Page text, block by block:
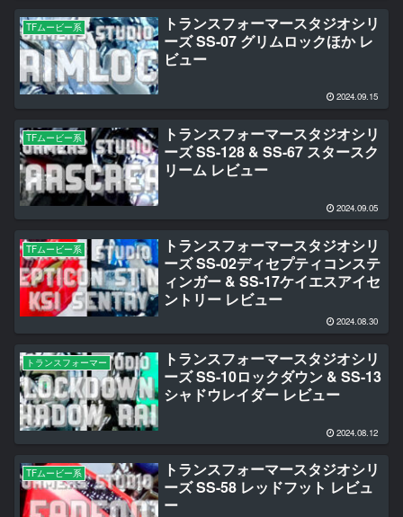
TFムービー系
トランスフォーマースタジオシリ
ーズ SS-07 グリムロックほか レ
ビュー
2024.09.15
TFムービー系
トランスフォーマースタジオシリ
ーズ SS-128 & SS-67 スタースク
リーム レビュー
2024.09.05
TFムービー系
トランスフォーマースタジオシリ
ーズ SS-02ディセプティコンステ
ィンガー & SS-17ケイエスアイセ
ントリー レビュー
2024.08.30
トランスフォーマー
トランスフォーマースタジオシリ
ーズ SS-10ロックダウン & SS-13
シャドウレイダー レビュー
2024.08.12
TFムービー系
トランスフォーマースタジオシリ
ーズ SS-58 レッドフット レビュ
ー